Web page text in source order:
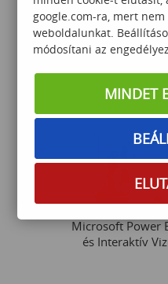
A káoszból
Hatékony
Teams és
75 000
Microsoft Power
és Interaktív
google.com-ra, mert
weboldalunkat.
módosítani az
MINDET